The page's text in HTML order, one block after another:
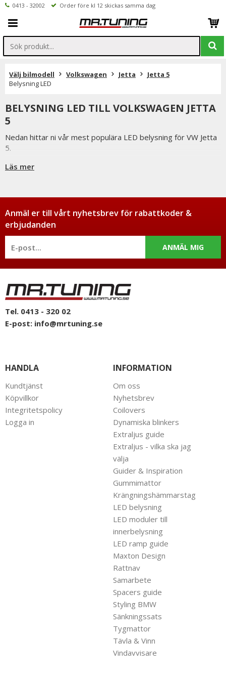
0413 - 32002 Order före kl 12 skickas samma dag
Välj bilmodell Volkswagen Jetta
Jetta 5
Belysning LED
BELYSNING LED TILL VOLKSWAGEN JETTA
5
Nedan hittar ni vår mest populära LED belysning för VW Jetta
5.
Är det något ni undrar över eller saknar i vårt sortiment ser vi
info@mrtuning.se
Läs mer
Anmäl er till vårt nyhetsbrev för rabattkoder &
erbjudanden
ANMÄL MIG
Tel. 0413 - 320 02
E-post: info@mrtuning.se
HANDLA
Kundtjänst
Köpvillkor
Integritetspolicy
Logga in
INFORMATION
Om oss
Nyhetsbrev
Coilovers
Dynamiska blinkers
Extraljus guide
Extraljus - vilka ska jag
välja
Guider & Inspiration
Gummimattor
Krängningshämmarstag
LED belysning
LED moduler till
innerbelysning
LED ramp guide
Maxton Design
Rattnav
Samarbete
Spacers guide
Styling BMW
Sänkningssats
Tygmattor
Tävla & Vinn
Vindavvisare